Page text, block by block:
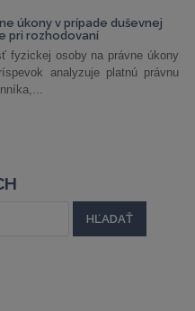
úkony v prípade duševnej
pri rozhodovaní
fyzickej osoby na právne úkony
analyzuje platnú právnu